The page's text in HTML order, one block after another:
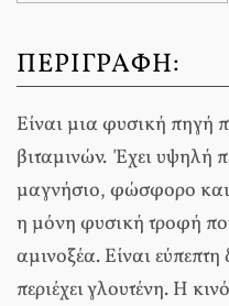
ΠΕΡΙΓΡΑΦΉ:
Είναι μια φυσική πηγή
βιταμινών. Έχει υψηλή
μαγνήσιο, φώσφορο και
η μόνη φυσική τροφή
αμινοξέα. Είναι
περιέχει γλουτένη. Η